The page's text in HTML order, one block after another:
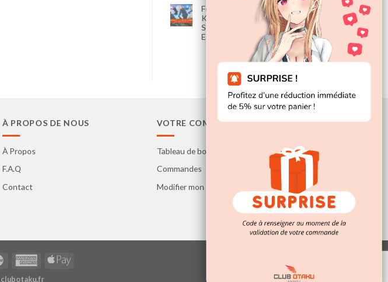
Fortnite X Jujutsu
Kaisen: Skins, Date de
Sortie, Prix et Plus
Encore
À PROPOS DE NOUS
À Propos
F.A.Q
Contact
VOTRE COMPTE
Tableau de bord
Commandes
Modifier mon compte
clubotaku.fr